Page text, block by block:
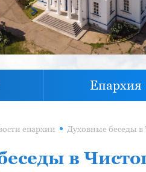
Епархия
епархии
в